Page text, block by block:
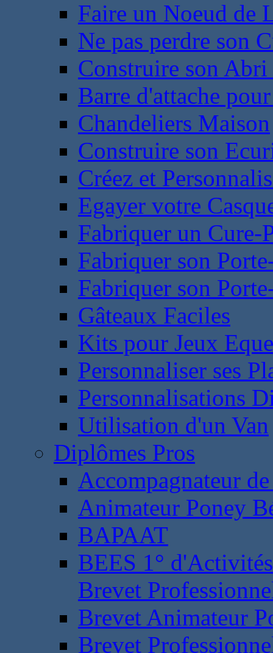
Faire un Noeud de
Ne pas perdre son
Construire son
Barre d'attache
Chandeliers Maison
Construire son
Créez et
Egayer votre
Fabriquer un Cure-
Fabriquer son
Fabriquer son
Gâteaux Faciles
Kits pour Jeux
Personnaliser ses
Personnalisations
Utilisation d'un Van
Diplômes Pros
Accompagnateur
Animateur Poney
BAPAAT
BEES 1°
Brevet
Brevet Animateur
Brevet